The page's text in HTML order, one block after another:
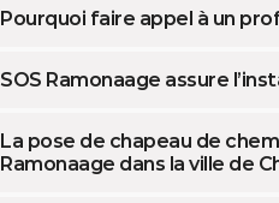
Pourquoi faire appel à un
SOS Ramonaage assure
La pose de chapeau de
Ramonaage dans la ville de